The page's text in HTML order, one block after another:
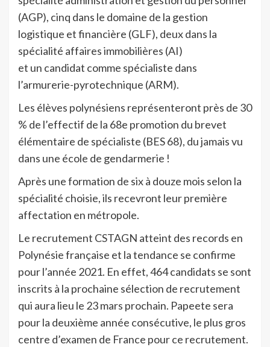
(AGP), cinq dans le domaine de la gestion
logistique et financière (GLF), deux dans la
spécialité affaires immobilières (AI)
et un candidat comme spécialiste dans
l’armurerie-pyrotechnique (ARM).
Les élèves polynésiens représenteront près de 30
% de l’effectif de la 68e promotion du brevet
élémentaire de spécialiste (BES 68), du jamais vu
dans une école de gendarmerie !
Après une formation de six à douze mois selon la
spécialité choisie, ils recevront leur première
affectation en métropole.
Le recrutement CSTAGN atteint des records en
Polynésie française et la tendance se confirme
pour l’année 2021. En effet, 464 candidats se sont
inscrits à la prochaine sélection de recrutement
qui aura lieu le 23 mars prochain. Papeete sera
pour la deuxième année consécutive, le plus gros
centre d’examen de France pour ce recrutement.